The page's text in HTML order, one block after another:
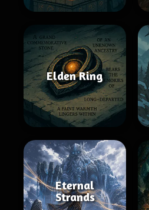
Elden Ring
Eternal
Strands